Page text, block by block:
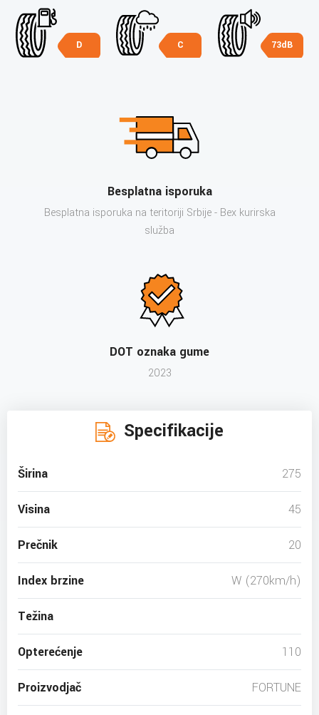
D C 73dB
Besplatna isporuka
Besplatna isporuka na teritoriji Srbije - Bex kurirska
služba
DOT oznaka gume
2023
Specifikacije
Širina 275
Visina 45
Prečnik 20
Index brzine W (270km/h)
Težina
Opterećenje 110
Proizvodjač FORTUNE